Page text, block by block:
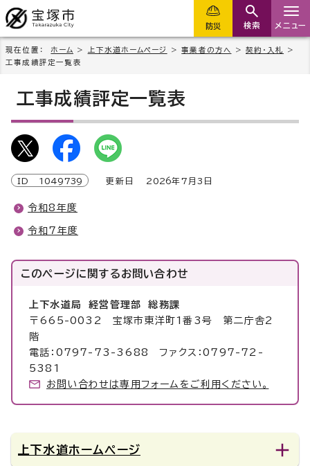
防災 検索 メニュー
現在位置： ホーム > 上下水道ホームページ >事業者の方へ >契約・入札
>
工事成績評定一覧表
工事成績評定一覧表
ID 1049739 更新日 2026年7月3日
令和8年度
令和7年度
このページに関するお問い合わせ
上下水道局 経営管理部 総務課
〒665-0032 宝塚市東洋町1番3号 第二庁舎2
階
電話：0797-73-3688 ファクス：0797-72-
5381
お問い合わせは専用フォームをご利用ください。
上下水道ホームページ